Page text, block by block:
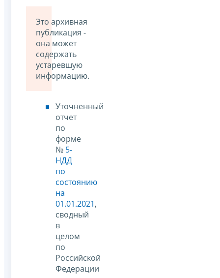
Это архивная
публикация -
она может
содержать
устаревшую
информацию.
Уточненный
отчет
по
форме
№ 5-
НДД
по
состоянию
на
01.01.2021,
сводный
в
целом
по
Российской
Федерации